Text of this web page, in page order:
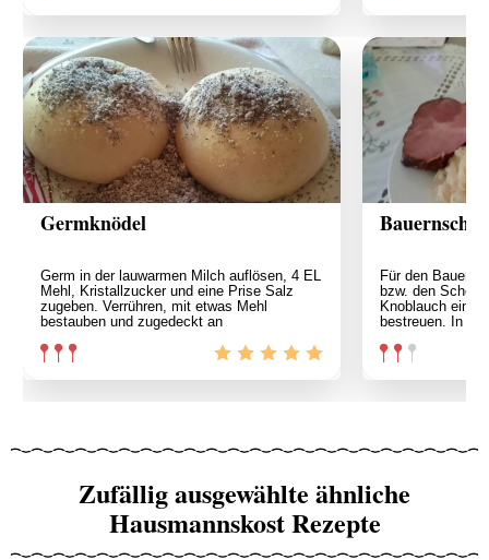
Germknödel
Germ in der lauwarmen Milch auflösen, 4 EL
Mehl, Kristallzucker und eine Prise Salz
zugeben. Verrühren, mit etwas Mehl
bestauben und zugedeckt an
Für den
bzw. den
Knoblauch
bestreuen. In
Zufällig ausgewählte ähnliche
Hausmannskost Rezepte